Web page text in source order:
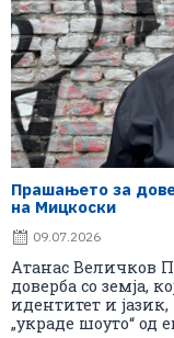
Прашањето за
на Мицкоски
09.07.2026
Атанас Величков
доверба со земја,
идентитет и
„украде шоуто“ од